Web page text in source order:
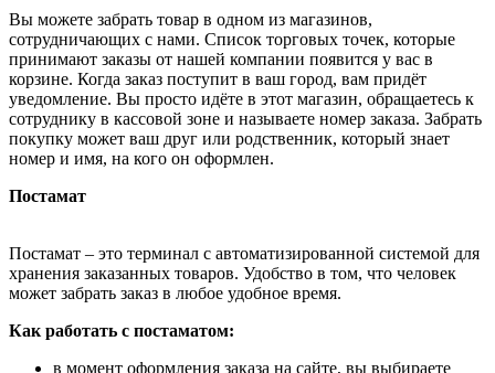
Вы можете забрать товар в одном из магазинов,
сотрудничающих с нами. Список торговых точек, которые
принимают заказы от нашей компании появится у вас в
корзине. Когда заказ поступит в ваш город, вам придёт
уведомление. Вы просто идёте в этот магазин, обращаетесь к
сотруднику в кассовой зоне и называете номер заказа. Забрать
покупку может ваш друг или родственник, который знает
номер и имя, на кого он оформлен.
Постамат
Постамат – это терминал с автоматизированной системой для
хранения заказанных товаров. Удобство в том, что человек
может забрать заказ в любое удобное время.
Как работать с постаматом:
в момент оформления заказа на сайте, вы выбираете